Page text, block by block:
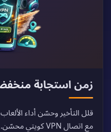
زمن استجابة
قلل التأخير وحسّن أداء
مع اتصال VPN كويتي محسّن.